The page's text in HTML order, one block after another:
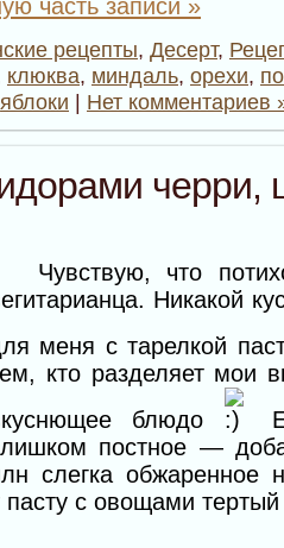
часть записи »
рецепты, Десерт,
клюква, миндаль, орехи,
яблоки | Нет комментариев
черри,
Чувствую, что
Никакой
меня с тарелкой
кто разделяет мои
блюдо
постное —
слегка обжаренное
с овощами